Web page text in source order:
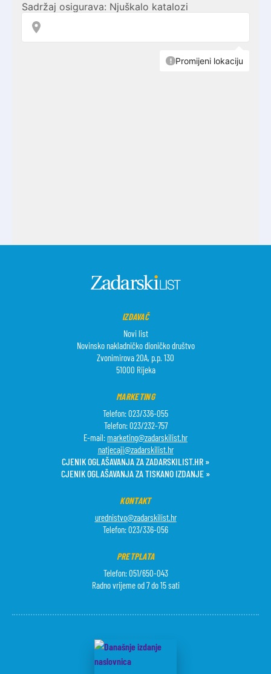
IZDAVAČ
Novi list
Novinsko nakladničko dioničko društvo
Zvonimirova 20A, p.p. 130
51000 Rijeka
MARKETING
Telefon: 023/336-055
Telefon: 023/232-757
E-mail: marketing@zadarskilist.hr
natjecaji@zadarskilist.hr
CJENIK OGLAŠAVANJA ZA ZADARSKILIST.HR »
CJENIK OGLAŠAVANJA ZA TISKANO IZDANJE »
KONTAKT
urednistvo@zadarskilist.hr
Telefon: 023/336-056
PRETPLATA
Telefon: 051/650-043
Radno vrijeme od 7 do 15 sati